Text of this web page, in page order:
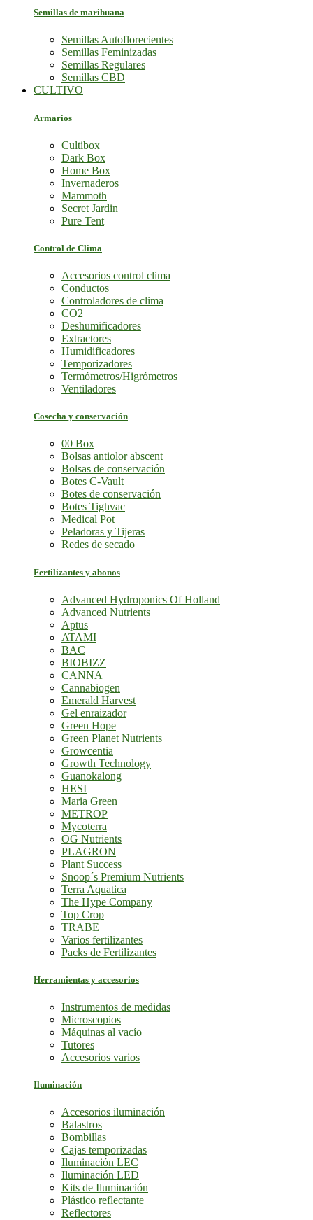
Semillas de marihuana
Semillas Autoflorecientes
Semillas Feminizadas
Semillas Regulares
Semillas CBD
CULTIVO
Armarios
Cultibox
Dark Box
Home Box
Invernaderos
Mammoth
Secret Jardin
Pure Tent
Control de Clima
Accesorios control clima
Conductos
Controladores de clima
CO2
Deshumificadores
Extractores
Humidificadores
Temporizadores
Termómetros/Higrómetros
Ventiladores
Cosecha y conservación
00 Box
Bolsas antiolor abscent
Bolsas de conservación
Botes C-Vault
Botes de conservación
Botes Tighvac
Medical Pot
Peladoras y Tijeras
Redes de secado
Fertilizantes y abonos
Advanced Hydroponics Of Holland
Advanced Nutrients
Aptus
ATAMI
BAC
BIOBIZZ
CANNA
Cannabiogen
Emerald Harvest
Gel enraizador
Green Hope
Green Planet Nutrients
Growcentia
Growth Technology
Guanokalong
HESI
Maria Green
METROP
Mycoterra
OG Nutrients
PLAGRON
Plant Success
Snoop´s Premium Nutrients
Terra Aquatica
The Hype Company
Top Crop
TRABE
Varios fertilizantes
Packs de Fertilizantes
Herramientas y accesorios
Instrumentos de medidas
Microscopios
Máquinas al vacío
Tutores
Accesorios varios
Iluminación
Accesorios iluminación
Balastros
Bombillas
Cajas temporizadas
Iluminación LEC
Iluminación LED
Kits de Iluminación
Plástico reflectante
Reflectores